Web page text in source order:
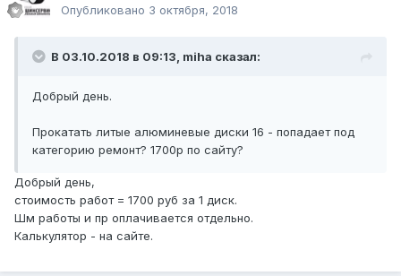
Опубликовано 3 октября, 2018
В 03.10.2018 в 09:13, miha сказал:
Добрый день.
Прокатать литые алюминевые диски 16 - попадает под
категорию ремонт? 1700р по сайту?
Добрый день,
стоимость работ = 1700 руб за 1 диск.
Шм работы и пр оплачивается отдельно.
Калькулятор - на сайте.